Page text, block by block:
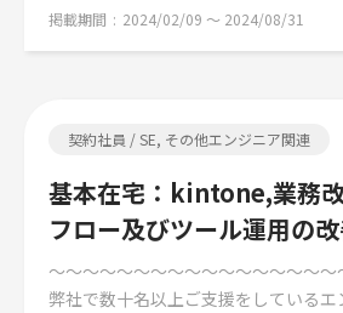
掲載期間 2024/02/09 〜 2024/08/31
契約社員 / SE, その他エンジニア関連
基本在宅：kintone,業務
フロー及びツール運用の
～～～～～～～～～～～～～～～～～
弊社で数十名以上ご支援をしているエ